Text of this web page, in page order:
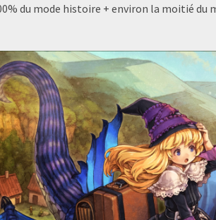
du mode histoire + environ la moitié du